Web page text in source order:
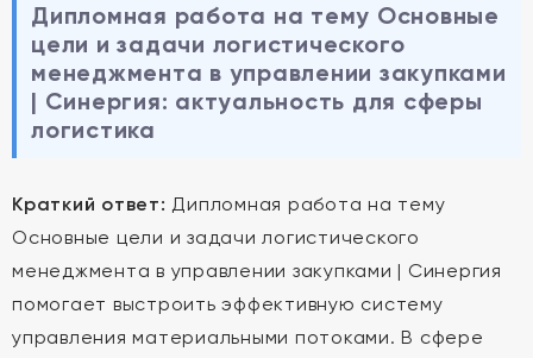
Дипломная работа на тему Основные
цели и задачи логистического
менеджмента в управлении закупками
| Синергия: актуальность для сферы
логистика
Краткий ответ: Дипломная работа на тему
Основные цели и задачи логистического
менеджмента в управлении закупками | Синергия
помогает выстроить эффективную систему
управления материальными потоками. В сфере